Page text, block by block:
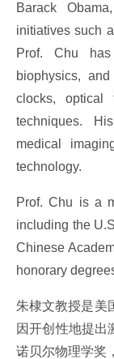
Barack
initiatives such
Prof. Chu has
biophysics,
clocks, optical
techniques.
medical
technology.
Prof. Chu is a
including the
Chinese
honorary
朱棣文教授是美
因开创性地提出
诺贝尔物理学奖